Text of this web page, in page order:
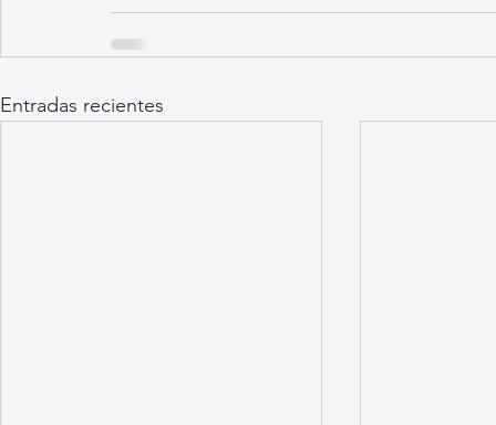
Entradas recientes